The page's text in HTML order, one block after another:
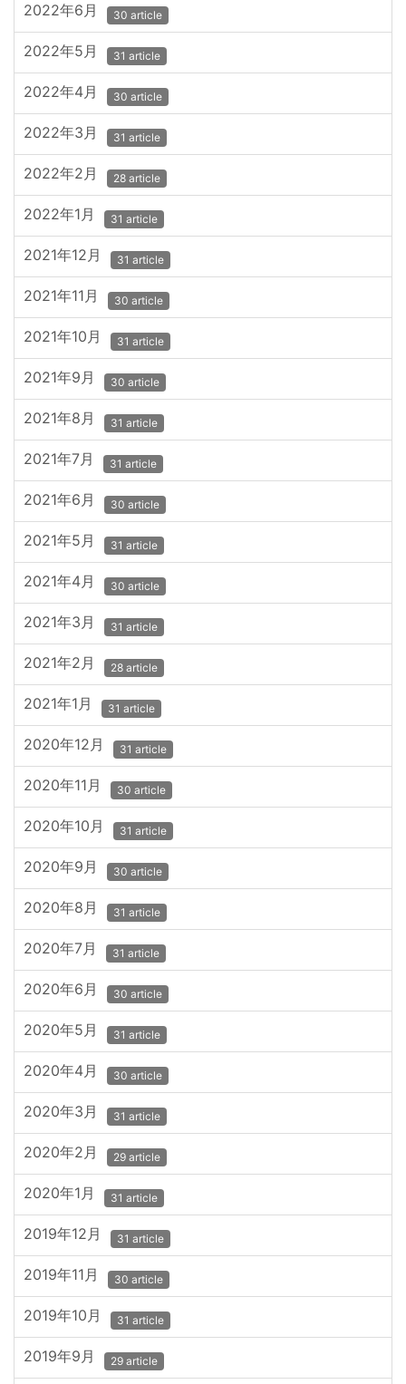
2022年6月 30 article
2022年5月 31 article
2022年4月 30 article
2022年3月 31 article
2022年2月 28 article
2022年1月 31 article
2021年12月 31 article
2021年11月 30 article
2021年10月 31 article
2021年9月 30 article
2021年8月 31 article
2021年7月 31 article
2021年6月 30 article
2021年5月 31 article
2021年4月 30 article
2021年3月 31 article
2021年2月 28 article
2021年1月 31 article
2020年12月 31 article
2020年11月 30 article
2020年10月 31 article
2020年9月 30 article
2020年8月 31 article
2020年7月 31 article
2020年6月 30 article
2020年5月 31 article
2020年4月 30 article
2020年3月 31 article
2020年2月 29 article
2020年1月 31 article
2019年12月 31 article
2019年11月 30 article
2019年10月 31 article
2019年9月 29 article